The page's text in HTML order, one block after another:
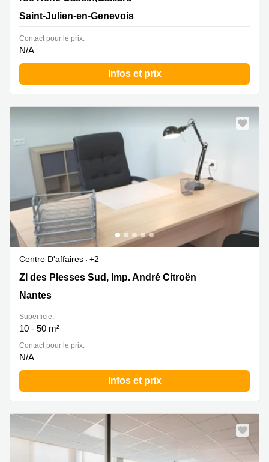
Saint-Julien-en-Genevois
Contact pour le prix:
N/A
Infos et prix
Centre D'affaires
+2
ZI des Plesses Sud, 6 Imp. André Citroën, Nantes
ZI des Plesses Sud, Imp. André Citroën
Nantes
Superficie:
10 - 50 m²
Contact pour le prix:
N/A
Infos et prix